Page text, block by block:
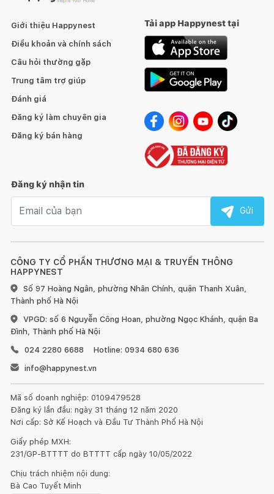
CÔNG TY CỔ PHẦN THƯƠNG MẠI & TRUYỀN THÔNG
HAPPYNEST
Số 97 Hoàng Ngân, phường Nhân Chính, quận Thanh Xuân,
Thành phố Hà Nội
VPGD: số 6 Nguyễn Công Hoan, phường Ngọc Khánh, quận Ba
Đình, Thành phố Hà Nội
024 2280 6688
Hotline: 0934 680 636
info@happynest.vn
Mã số doanh nghiệp: 0109479528
Đăng ký lần đầu: ngày 31 tháng 12 năm 2020
Nơi cấp: Sở Kế Hoạch và Đầu Tư Thành Phố Hà Nội
Giấy phép MXH:
231/GP-BTTTT do BTTTT cấp ngày 10/05/2022
Chịu trách nhiệm nội dung:
Bà Cao Tuyết Minh
Giới thiệu Happynest
Điều khoản và chính sách
Câu hỏi thường gặp
Trung tâm trợ giúp
Đánh giá
Đăng ký làm chuyên gia
Đăng ký bán hàng
Tải app Happynest tại
Đăng ký nhận tin
Gửi